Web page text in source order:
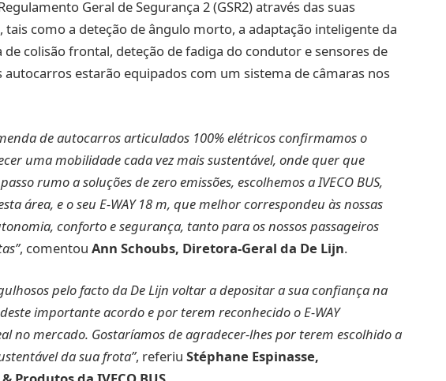
Geral de Segurança 2 (GSR2) através das suas
tais como a deteção de ângulo morto, a adaptação inteligente da
colisão frontal, deteção de fadiga do condutor e sensores de
autocarros estarão equipados com um sistema de câmaras nos
de autocarros articulados 100% elétricos confirmamos o
uma mobilidade cada vez mais sustentável, onde quer que
rumo a soluções de zero emissões, escolhemos a IVECO BUS,
área, e o seu E-WAY 18 m, que melhor correspondeu às nossas
conforto e segurança, tanto para os nossos passageiros
, comentou Ann Schoubs, Diretora-Geral da De Lijn.
pelo facto da De Lijn voltar a depositar a sua confiança na
importante acordo e por terem reconhecido o E-WAY
no mercado. Gostaríamos de agradecer-lhes por terem escolhido a
da sua frota”, referiu Stéphane Espinasse,